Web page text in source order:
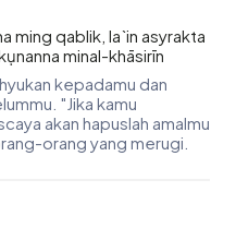
ming qablik, la`in asyrakta
minal-khāsirīn
kepadamu dan
"Jika kamu
akan hapuslah amalmu
orang yang merugi.